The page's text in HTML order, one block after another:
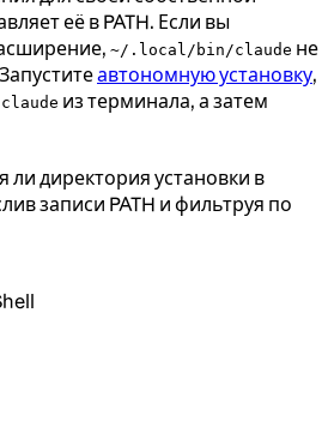
её в PATH. Если вы
~/.local/bin/claude не
автономную установку,
claude из терминала, а затем
ли директория установки в
записи PATH и фильтруя по